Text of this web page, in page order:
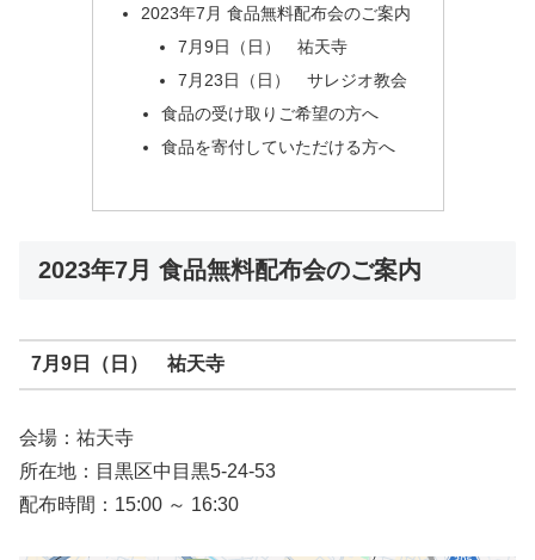
2023年7月 食品無料配布会のご案内
7月9日（日） 祐天寺
7月23日（日） サレジオ教会
食品の受け取りご希望の方へ
食品を寄付していただける方へ
2023年7月 食品無料配布会のご案内
7月9日（日） 祐天寺
会場：祐天寺
所在地：目黒区中目黒5-24-53
配布時間：15:00 ～ 16:30